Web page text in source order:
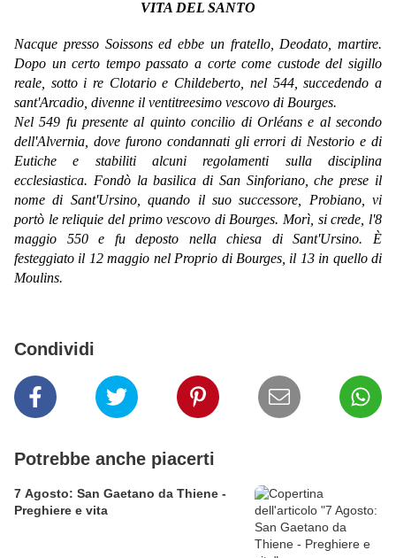
VITA DEL SANTO
Nacque presso Soissons ed ebbe un fratello, Deodato, martire.
Dopo un certo tempo passato a corte come custode del sigillo
reale, sotto i re Clotario e Childeberto, nel 544, succedendo a
sant'Arcadio, divenne il ventitreesimo vescovo di Bourges.
Nel 549 fu presente al quinto concilio di Orléans e al secondo
dell'Alvernia, dove furono condannati gli errori di Nestorio e di
Eutiche e stabiliti alcuni regolamenti sulla disciplina
ecclesiastica. Fondò la basilica di San Sinforiano, che prese il
nome di Sant'Ursino, quando il suo successore, Probiano, vi
portò le reliquie del primo vescovo di Bourges. Morì, si crede, l'8
maggio 550 e fu deposto nella chiesa di Sant'Ursino. È
festeggiato il 12 maggio nel Proprio di Bourges, il 13 in quello di
Moulins.
Condividi
Potrebbe anche piacerti
7 Agosto: San Gaetano da Thiene -
Preghiere e vita